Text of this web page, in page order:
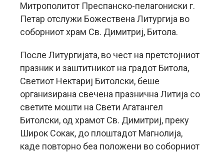
Митрополитот Преспанско-пелагониски г.
Петар отслужи Божествена Литургија во
соборниот храм Св. Димитриј, Битола.
После Литургијата, во чест на претстојниот
празник и заштитникот на градот Битола,
Светиот Нектариј Битолски, беше
организирана свечена празнична Литија со
светите мошти на Свети Агатангел
Битолски, од храмот Св. Димитриј, преку
Широк Сокак, до плоштадот Магнолија,
каде повторно беа положени во соборниот